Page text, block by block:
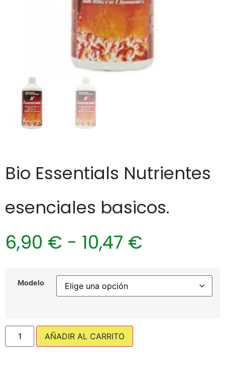
Bio Essentials Nutrientes
esenciales basicos.
6,90 € - 10,47 €
Modelo
AÑADIR AL CARRITO